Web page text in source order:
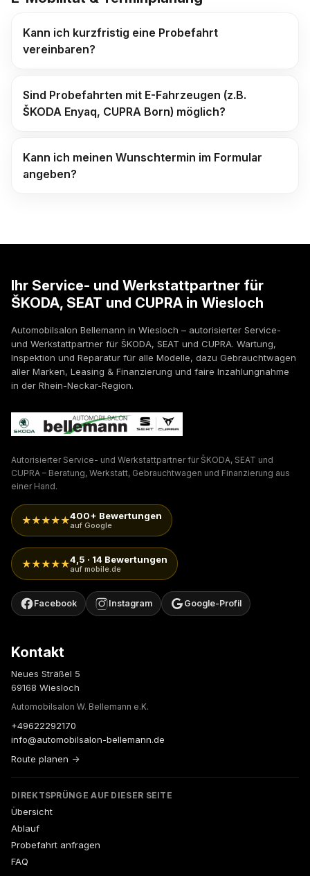
Kann ich kurzfristig eine Probefahrt
vereinbaren?
Sind Probefahrten mit E-Fahrzeugen (z.B.
ŠKODA Enyaq, CUPRA Born) möglich?
Kann ich meinen Wunschtermin im Formular
angeben?
Ihr Service- und Werkstattpartner für
ŠKODA, SEAT und CUPRA in Wiesloch
Automobilsalon Bellemann in Wiesloch – autorisierter Service-
und Werkstattpartner für ŠKODA, SEAT und CUPRA. Wartung,
Inspektion und Reparatur für alle Modelle, dazu Gebrauchtwagen
aller Marken, Leasing & Finanzierung und faire Inzahlungnahme
in der Rhein-Neckar-Region.
Autorisierter Service- und Werkstattpartner für ŠKODA, SEAT und
CUPRA – Beratung, Werkstatt, Gebrauchtwagen und Finanzierung aus
einer Hand.
★★★★★400+ Bewertungen
auf Google
★★★★★4,5 · 14 Bewertungen
auf mobile.de
Facebook Instagram Google-Profil
Kontakt
Neues Sträßel 5
69168 Wiesloch
Automobilsalon W. Bellemann e.K.
+49622292170
info@automobilsalon-bellemann.de
Route planen →
DIREKTSPRÜNGE AUF DIESER SEITE
Übersicht
Ablauf
Probefahrt anfragen
FAQ